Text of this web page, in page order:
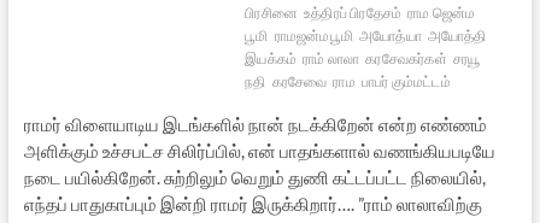
பிரசினை உத்திரப் பிரதேசம் ராம ஜென்ம
பூமி ராமஜன்மபூமி அயோத்யா அயோத்தி
இயக்கம் ராம் லாலா கரசேவகர்கள் சரயூ
நதி கரசேவை ராம பாபர் கும்மட்டம்
ராமர் விளையாடிய இடங்களில் நான் நடக்கிறேன் என்ற எண்ணம்
அளிக்கும் உச்சபட்ச சிலிர்ப்பில், என் பாதங்களால் வணங்கியபடியே
நடை பயில்கிறேன். சுற்றிலும் வெறும் துணி கட்டப்பட்ட நிலையில்,
எந்தப் பாதுகாப்பும் இன்றி ராமர் இருக்கிறார்…. ”ராம் லாலாவிற்கு